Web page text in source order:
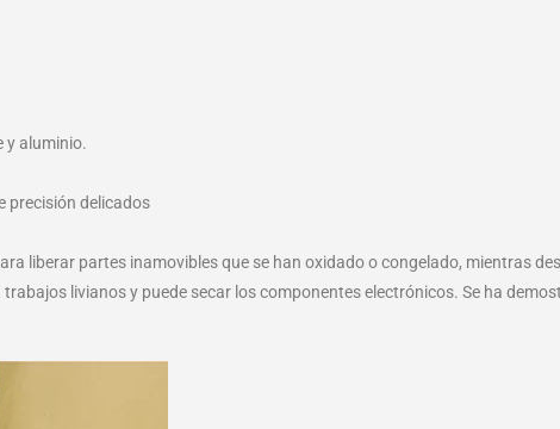
y aluminio.
precisión delicados
liberar partes inamovibles que se han oxidado o congelado, mientras
livianos y puede secar los componentes electrónicos. Se ha